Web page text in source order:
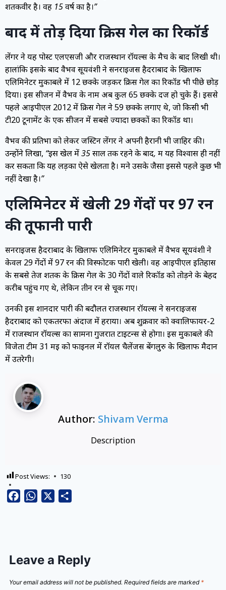
शतकवीर है। वह 15 वर्ष का है।”
बाद में तोड़ दिया क्रिस गेल का रिकॉर्ड
लेंगर ने यह पोस्ट एलएसजी और राजस्थान रॉयल्स के मैच के बाद लिखी थी।
हालांकि इसके बाद वैभव सूर्यवंशी ने सनराइजर्स हैदराबाद के खिलाफ
एलिमिनेटर मुकाबले में 12 छक्के जड़कर क्रिस गेल का रिकॉर्ड भी पीछे छोड़
दिया। इस सीजन में वैभव के नाम अब कुल 65 छक्के दर्ज हो चुके हैं। इससे
पहले आईपीएल 2012 में क्रिस गेल ने 59 छक्के लगाए थे, जो किसी भी
टी20 टूर्नामेंट के एक सीजन में सबसे ज्यादा छक्कों का रिकॉर्ड था।
वैभव की प्रतिभा को लेकर जस्टिन लेंगर ने अपनी हैरानी भी जाहिर की।
उन्होंने लिखा, “इस खेल में 35 साल तक रहने के बाद, मैं यह विश्वास ही नहीं
कर सकता कि यह लड़का ऐसे खेलता है। मैंने उसके जैसा इससे पहले कुछ भी
नहीं देखा है।”
एलिमिनेटर में खेली 29 गेंदों पर 97 रन
की तूफानी पारी
सनराइजर्स हैदराबाद के खिलाफ एलिमिनेटर मुकाबले में वैभव सूर्यवंशी ने
केवल 29 गेंदों में 97 रन की विस्फोटक पारी खेली। वह आईपीएल इतिहास
के सबसे तेज शतक के क्रिस गेल के 30 गेंदों वाले रिकॉर्ड को तोड़ने के बेहद
करीब पहुंच गए थे, लेकिन तीन रन से चूक गए।
उनकी इस शानदार पारी की बदौलत राजस्थान रॉयल्स ने सनराइजर्स
हैदराबाद को एकतरफा अंदाज में हराया। अब शुक्रवार को क्वालिफायर-2
में राजस्थान रॉयल्स का सामना गुजरात टाइटन्स से होगा। इस मुकाबले की
विजेता टीम 31 मई को फाइनल में रॉयल चैलेंजर्स बेंगलुरु के खिलाफ मैदान
में उतरेगी।
Author: Shivam Verma
Description
Post Views: 130
FacebookWhatsApp
Leave a Reply
Your email address will not be published. Required fields are marked *